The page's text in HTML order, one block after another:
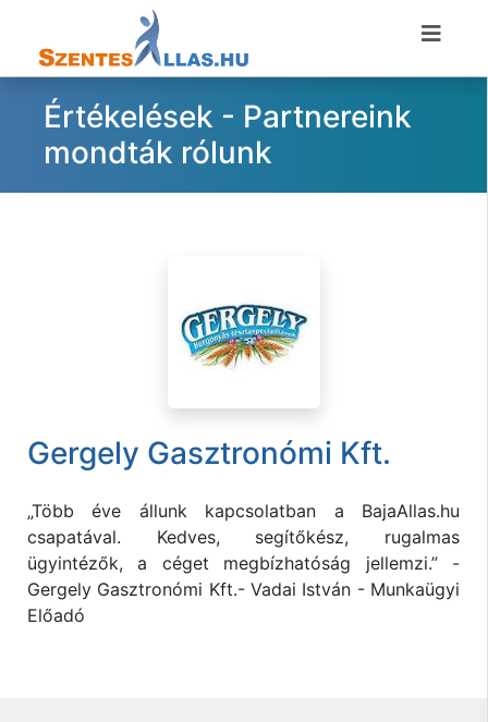
Értékelések - Partnereink
mondták rólunk
Gergely Gasztronómi Kft.
„Több éve állunk kapcsolatban a BajaAllas.hu
csapatával. Kedves, segítőkész, rugalmas
ügyintézők, a céget megbízhatóság jellemzi.” -
Gergely Gasztronómi Kft.- Vadai István - Munkaügyi
Előadó